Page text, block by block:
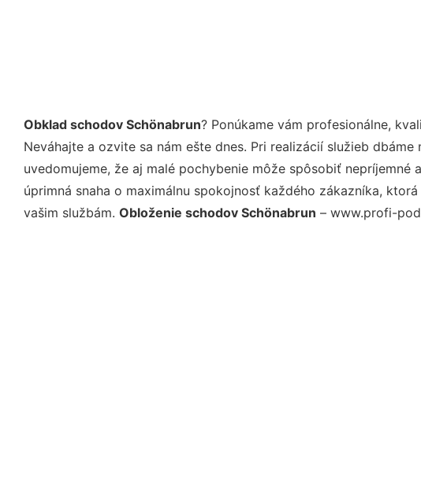
Obklad schodov Schönabrun? Ponúkame vám profesionálne,
Neváhajte a ozvite sa nám ešte dnes. Pri realizácií služieb
uvedomujeme, že aj malé pochybenie môže spôsobiť
úprimná snaha o maximálnu spokojnosť každého zákazníka,
vašim službám. Obloženie schodov Schönabrun – www.profi-